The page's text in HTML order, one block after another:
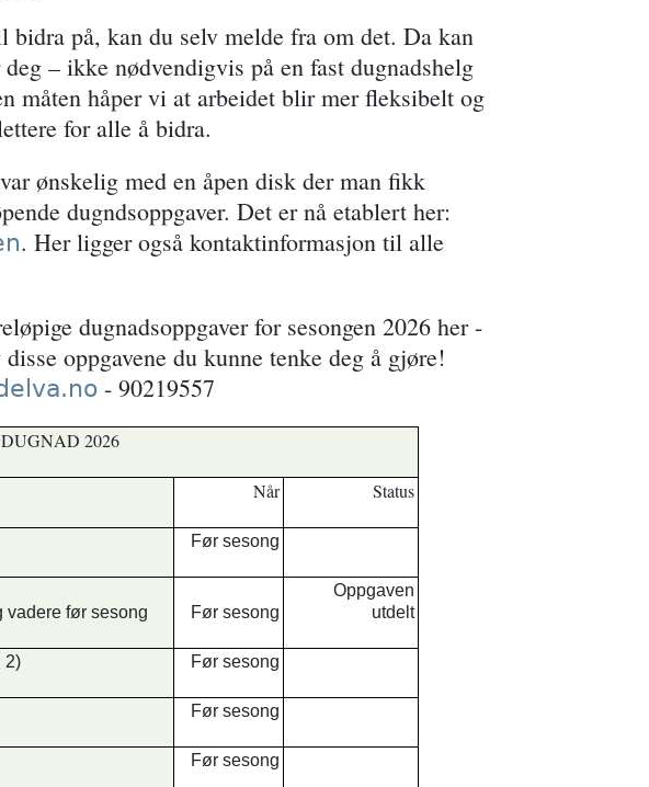
bidra på, kan du selv melde fra om det. Da kan
– ikke nødvendigvis på en fast dugnadshelg
måten håper vi at arbeidet blir mer fleksibelt og
for alle å bidra.
ønskelig med en åpen disk der man fikk
dugndsoppgaver. Det er nå etablert her:
. Her ligger også kontaktinformasjon til alle
dugnadsoppgaver for sesongen 2026 her -
oppgavene du kunne tenke deg å gjøre!
- 90219557
DUGNAD 2026
Når Status
Før sesong
vadere før sesong Før sesong
Oppgaven
utdelt
2) Før sesong
Før sesong
Før sesong